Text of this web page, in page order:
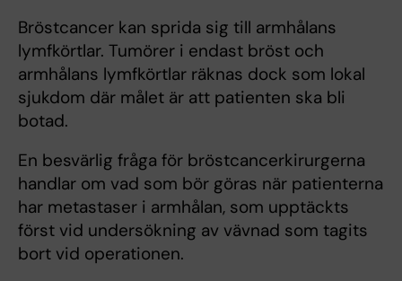
Bröstcancer kan sprida sig till armhålans
lymfkörtlar. Tumörer i endast bröst och
armhålans lymfkörtlar räknas dock som lokal
sjukdom där målet är att patienten ska bli
botad.
En besvärlig fråga för bröstcancerkirurgerna
handlar om vad som bör göras när patienterna
har metastaser i armhålan, som upptäckts
först vid undersökning av vävnad som tagits
bort vid operationen.